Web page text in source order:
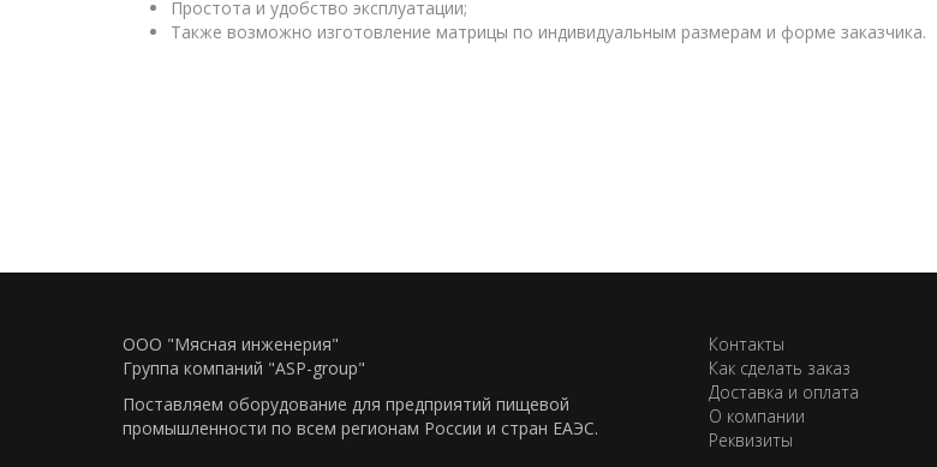
Простота и удобство эксплуатации;
Также возможно изготовление матрицы по индивидуальным размерам и форме заказчика.
ООО "Мясная инженерия"
Группа компаний "ASP-group"
Поставляем оборудование для предприятий пищевой
промышленности по всем регионам Росcии и стран ЕАЭС.
Контакты
Как сделать заказ
Доставка и оплата
О компании
Реквизиты